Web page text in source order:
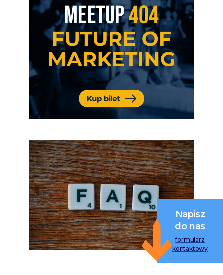
Napisz
do nas
formularz
kontaktowy